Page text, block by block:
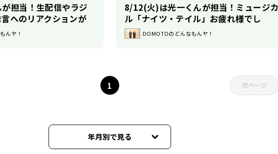
担当！生配信やラジ
へのリアクションが
んヤ！
8/12(火)は光一くんが担当！ミュージカ
ル「ナイツ・テイル」お疲れ様でし
た！！DOMOTOのどんなもんヤ！
1 次ページ
年月別で見る